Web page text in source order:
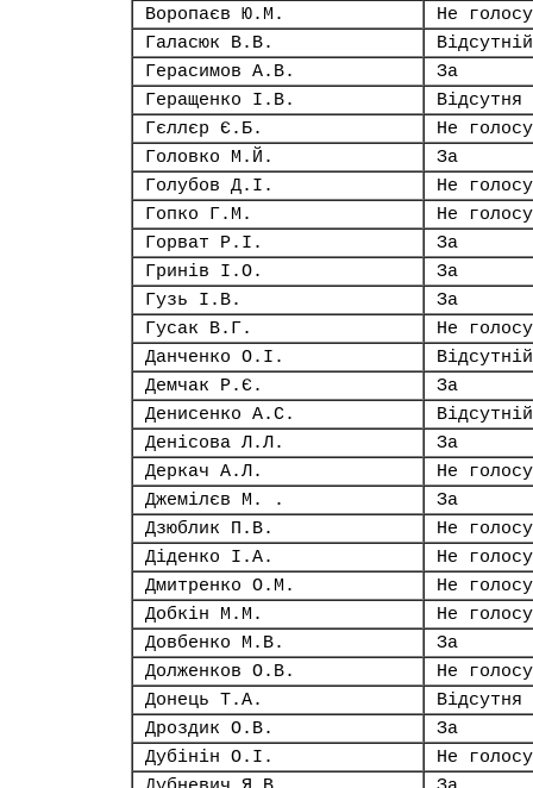
Воропаєв Ю.М.
Не
Галасюк В.В.
Відсутній
Герасимов А.В.
За
Геращенко І.В.
Відсутня
Гєллєр Є.Б.
Не
Головко М.Й.
За
Голубов Д.І.
Не
Гопко Г.М.
Не
Горват Р.І.
За
Гринів І.О.
За
Гузь І.В.
За
Гусак В.Г.
Не
Данченко О.І.
Відсутній
Демчак Р.Є.
За
Денисенко А.С.
Відсутній
Денісова Л.Л.
За
Деркач А.Л.
Не
Джемілєв М. .
За
Дзюблик П.В.
Не
Діденко І.А.
Не
Дмитренко О.М.
Не
Добкін М.М.
Не
Довбенко М.В.
За
Долженков О.В.
Не
Донець Т.А.
Відсутня
Дроздик О.В.
За
Дубінін О.І.
Не